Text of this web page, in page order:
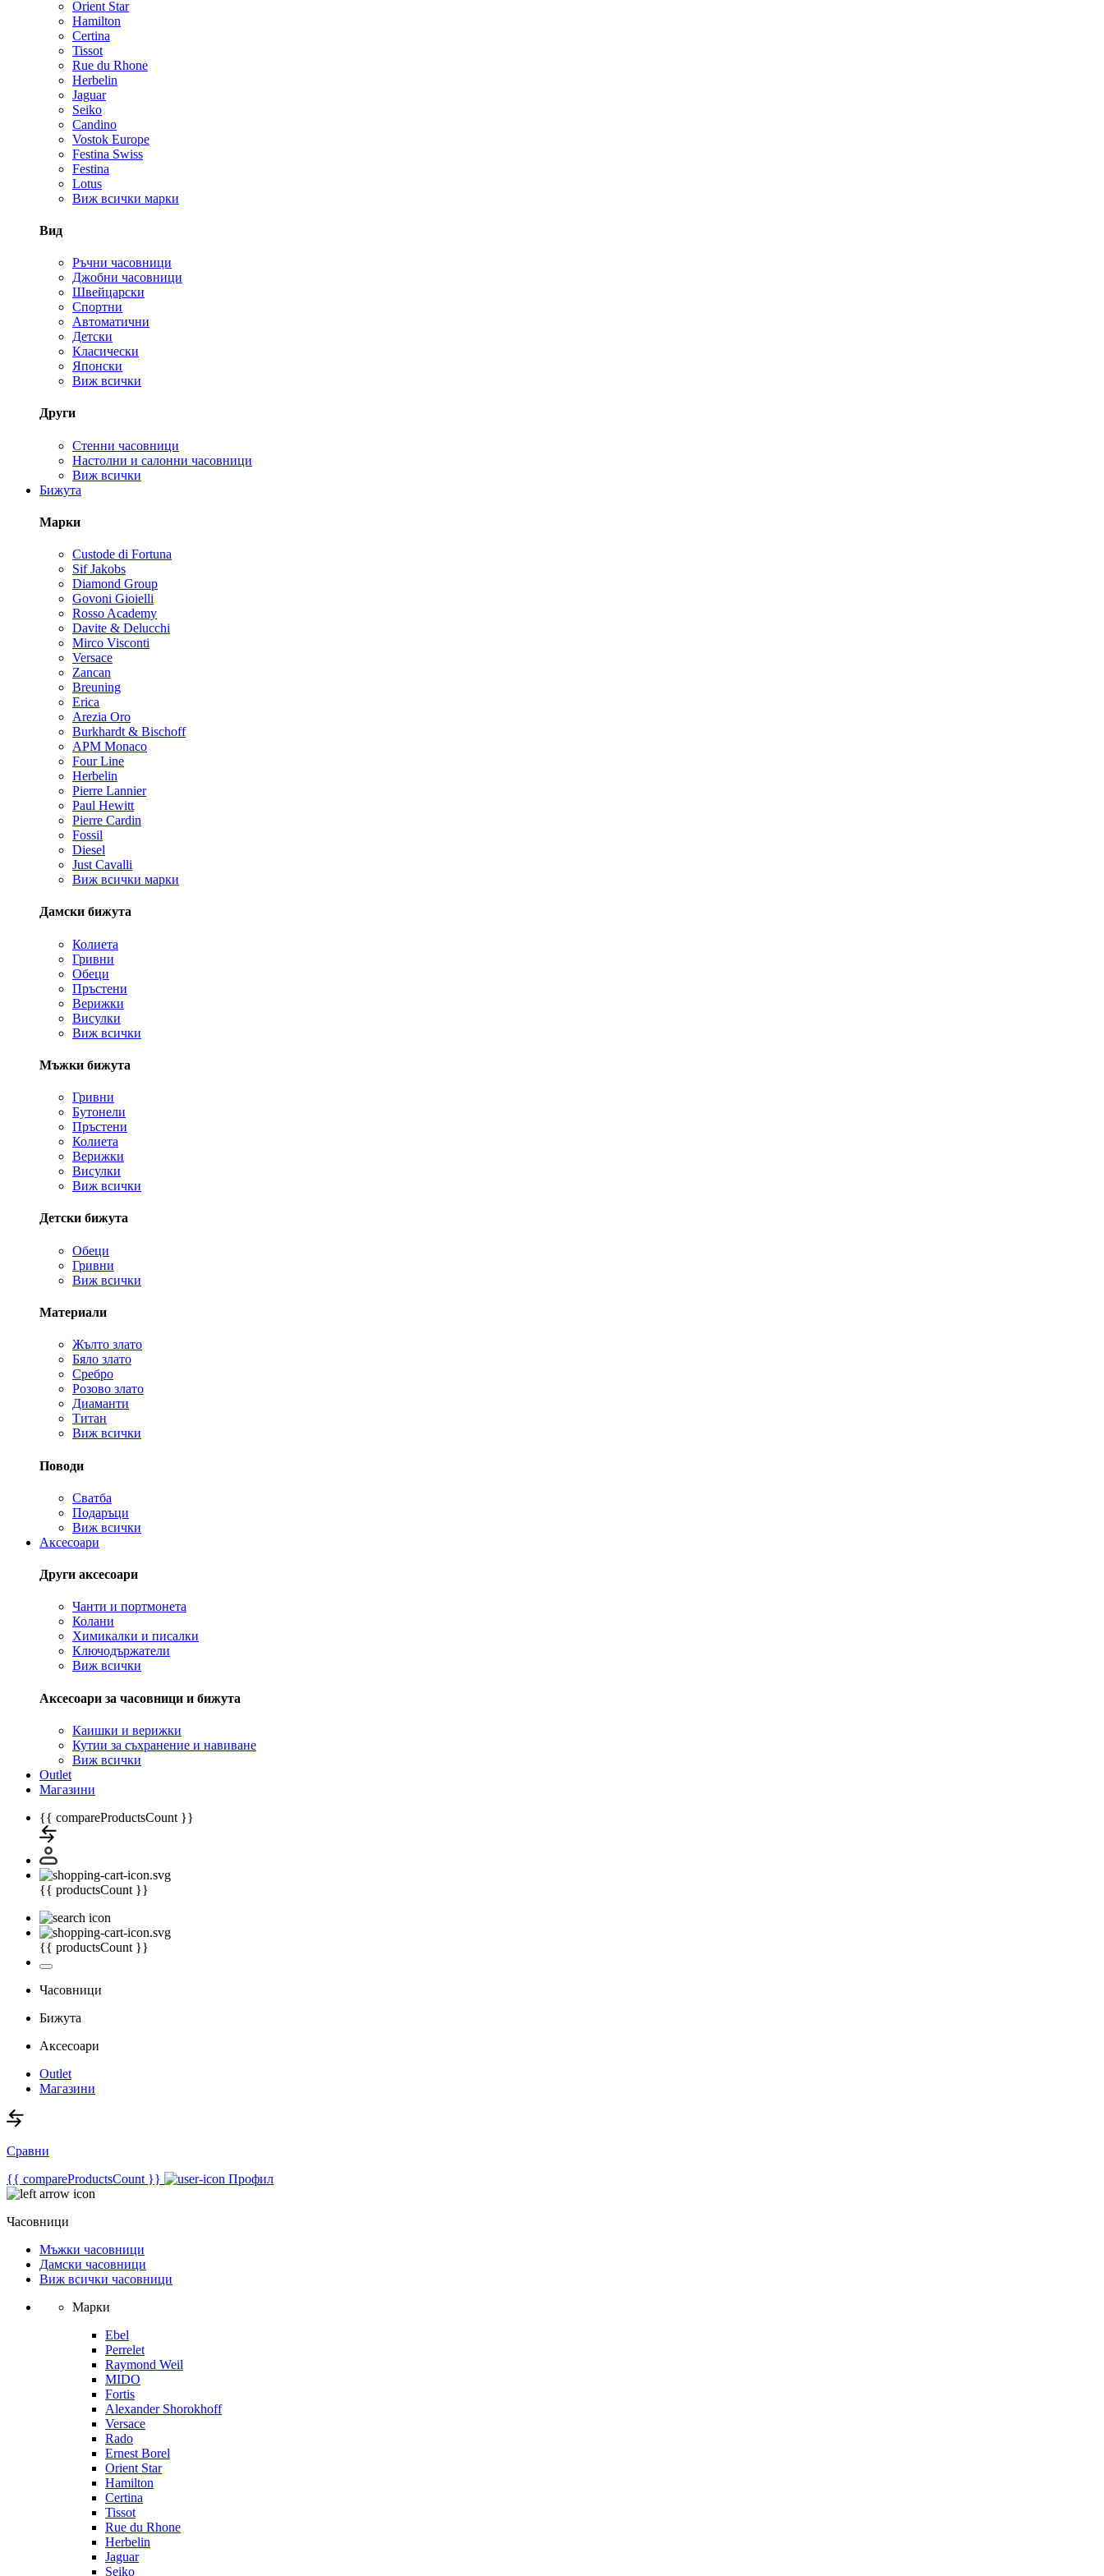
Orient Star
Hamilton
Certina
Tissot
Rue du Rhone
Herbelin
Jaguar
Seiko
Candino
Vostok Europe
Festina Swiss
Festina
Lotus
Виж всички марки
Вид
Ръчни часовници
Джобни часовници
Швейцарски
Спортни
Автоматични
Детски
Класически
Японски
Виж всички
Други
Стенни часовници
Настолни и салонни часовници
Виж всички
Бижута
Марки
Custode di Fortuna
Sif Jakobs
Diamond Group
Govoni Gioielli
Rosso Academy
Davite & Delucchi
Mirco Visconti
Versace
Zancan
Breuning
Erica
Arezia Oro
Burkhardt & Bischoff
APM Monaco
Four Line
Herbelin
Pierre Lannier
Paul Hewitt
Pierre Cardin
Fossil
Diesel
Just Cavalli
Виж всички марки
Дамски бижута
Колиета
Гривни
Обеци
Пръстени
Верижки
Висулки
Виж всички
Мъжки бижута
Гривни
Бутонели
Пръстени
Колиета
Верижки
Висулки
Виж всички
Детски бижута
Обеци
Гривни
Виж всички
Материали
Жълто злато
Бяло злато
Сребро
Розово злато
Диаманти
Титан
Виж всички
Поводи
Сватба
Подаръци
Виж всички
Аксесоари
Други аксесоари
Чанти и портмонета
Колани
Химикалки и писалки
Ключодържатели
Виж всички
Аксесоари за часовници и бижута
Каишки и верижки
Кутии за съхранение и навиване
Виж всички
Outlet
Магазини
{{ compareProductsCount }}
{{ productsCount }}
{{ productsCount }}
Часовници
Бижута
Аксесоари
Outlet
Магазини
Сравни
{{ compareProductsCount }}
Профил
Часовници
Мъжки часовници
Дамски часовници
Виж всички часовници
Марки
Ebel
Perrelet
Raymond Weil
MIDO
Fortis
Alexander Shorokhoff
Versace
Rado
Ernest Borel
Orient Star
Hamilton
Certina
Tissot
Rue du Rhone
Herbelin
Jaguar
Seiko